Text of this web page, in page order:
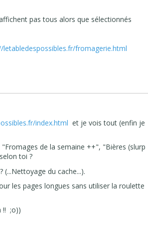
pas tous alors que sélectionnés
letabledespossibles.fr/fromagerie.html
index.html et je vois tout (enfin je
de la semaine ++", "Bières (slurp
toi ?
du cache...).
les pages longues sans utiliser la roulette
!! ;o))